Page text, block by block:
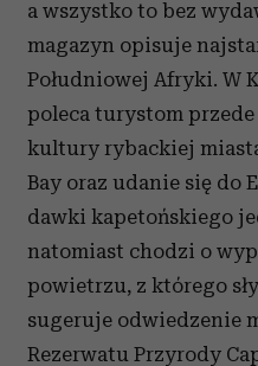
a wszystko to bez
magazyn opisuje
Południowej Afryki. W
poleca turystom
kultury rybackiej
Bay oraz udanie się do
dawki kapetońskiego
natomiast chodzi o
powietrzu, z którego
sugeruje odwiedzenie
Rezerwatu Przyrody